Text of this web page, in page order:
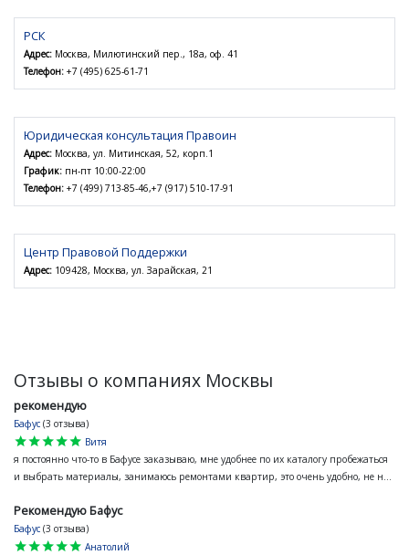
РСК
Адрес: Москва, Милютинский пер., 18а, оф. 41
Телефон: +7 (495) 625-61-71
Юридическая консультация Правоин
Адрес: Москва, ул. Митинская, 52, корп.1
График: пн-пт 10:00-22:00
Телефон: +7 (499) 713-85-46,+7 (917) 510-17-91
Центр Правовой Поддержки
Адрес: 109428, Москва, ул. Зарайская, 21
Отзывы о компаниях Москвы
рекомендую
Бафус (3 отзыва)
star
star
star
star
star
Витя
я постоянно что-то в Бафусе заказываю, мне удобнее по их каталогу пробежаться
и выбрать материалы, занимаюсь ремонтами квартир, это очень удобно, не н...
Рекомендую Бафус
Бафус (3 отзыва)
star
star
star
star
star
Анатолий